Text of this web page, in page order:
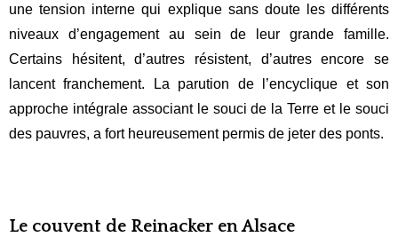
une tension interne qui explique sans doute les différents
niveaux d’engagement au sein de leur grande famille.
Certains hésitent, d’autres résistent, d’autres encore se
lancent franchement. La parution de l’encyclique et son
approche intégrale associant le souci de la Terre et le souci
des pauvres, a fort heureusement permis de jeter des ponts.
Le couvent de Reinacker en Alsace